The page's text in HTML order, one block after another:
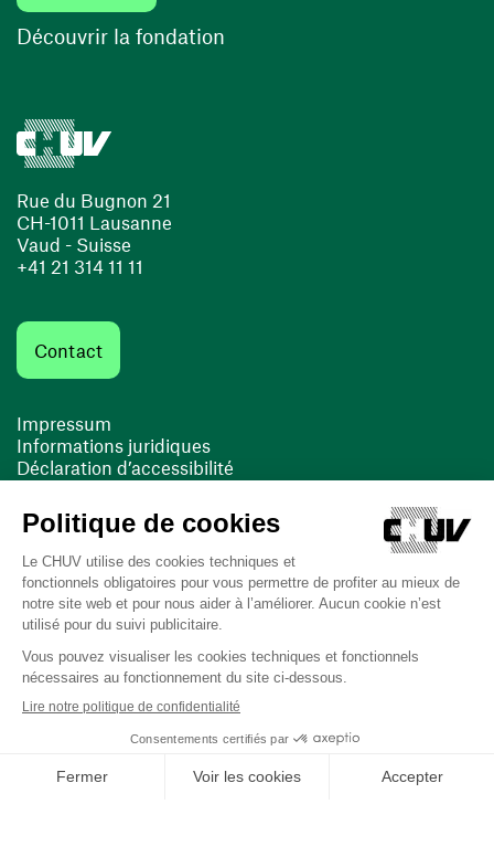
Rue du Bugnon 21
CH-1011 Lausanne
Vaud - Suisse
+41 21 314 11 11
Contact
Impressum
Informations juridiques
Déclaration d’accessibilité
Cookies
(ouvre une nouvelle fenêtre)
(ouvre une nouvelle fenêtre)
Dernière mise à jour le 13/08/2025 à 10:19
Découvrir la fondation